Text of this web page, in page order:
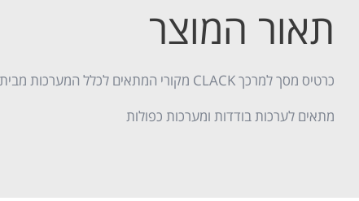
תאור המוצר
כרטיס מסך למרכך CLACK מקורי המתאים לכלל המערכות מבית קלאק ארה"ב
מתאים לערכות בודדות ומערכות כפולות